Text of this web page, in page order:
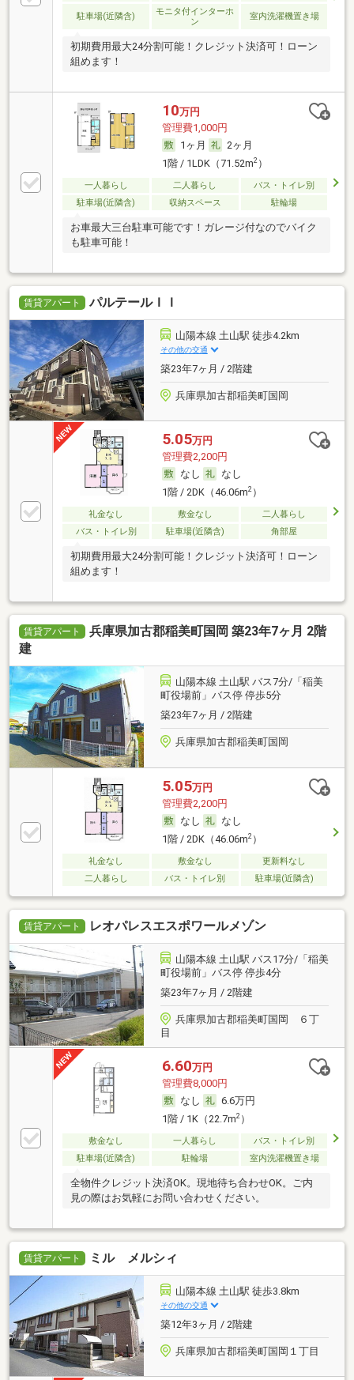
駐車場(近隣含)
モニタ付インターホ
ン
室内洗濯機置き場
初期費用最大24分割可能！クレジット決済可！ローン
組めます！
10万円
管理費1,000円
1ヶ月
2ヶ月
1階 / 1LDK（71.52m2）
一人暮らし 二人暮らし
バス・トイレ別
駐車場(近隣含)
収納スペース 駐輪場
お車最大三台駐車可能です！ガレージ付なのでバイク
も駐車可能！
賃貸アパート パルテールＩＩ
山陽本線 土山駅 徒歩4.2km
その他の交通
築23年7ヶ月 / 2階建
兵庫県加古郡稲美町国岡
5.05万円
管理費2,200円
なし
なし
1階 / 2DK（46.06m2）
礼金なし 敷金なし
二人暮らし
バス・トイレ別
駐車場(近隣含) 角部屋
初期費用最大24分割可能！クレジット決済可！ローン
組めます！
賃貸アパート
兵庫県加古郡稲美町国岡 築23年7ヶ月 2階
建
山陽本線 土山駅 バス7分/「稲美
町役場前」バス停 停歩5分
築23年7ヶ月 / 2階建
兵庫県加古郡稲美町国岡
5.05万円
管理費2,200円
なし
なし
1階 / 2DK（46.06m2）
礼金なし 敷金なし
更新料なし
二人暮らし
バス・トイレ別 駐車場(近隣含)
賃貸アパート レオパレスエスポワールメゾン
山陽本線 土山駅 バス17分/「稲美
町役場前」バス停 停歩4分
築23年7ヶ月 / 2階建
兵庫県加古郡稲美町国岡 ６丁
目
6.60万円
管理費8,000円
なし
6.6万円
1階 / 1K（22.7m2）
敷金なし 一人暮らし
バス・トイレ別
駐車場(近隣含)
駐輪場 室内洗濯機置き場
全物件クレジット決済OK。現地待ち合わせOK。ご内
見の際はお気軽にお問い合わせください。
賃貸アパート ミル メルシィ
山陽本線 土山駅 徒歩3.8km
その他の交通
築12年3ヶ月 / 2階建
兵庫県加古郡稲美町国岡１丁目